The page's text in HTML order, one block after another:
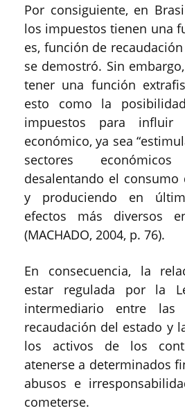
Por consiguiente, en
los impuestos tienen una
es, función de
se demostró. Sin
tener una función
esto como la
impuestos para
económico, ya sea
sectores
desalentando el consumo
y produciendo en
efectos más diversos
(MACHADO, 2004, p. 76).
En consecuencia, la
estar regulada por la
intermediario entre las
recaudación del estado y
los activos de los
atenerse a determinados
abusos e
cometerse.